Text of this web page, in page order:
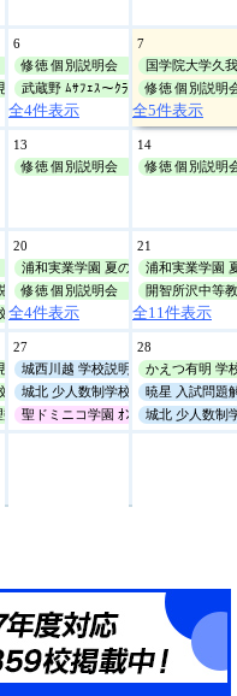
修徳
個別説明
8月13日(
修徳
8月14日(
少人数制
8月15日(
学会
6
修徳 個別説明会
武蔵野 ﾑｻﾌｪｽ〜ｸﾗﾌﾞ見学&体験会〜
全4件表示
7
国学院大学久
修徳 個別説明
全5件表示
13
修徳 個別説明会
14
修徳 個別説明
明会
見学ﾂｱｰ
20
浦和実業学園 夏の体験講座
修徳 個別説明会
全4件表示
21
浦和実業学園
開智所沢中等
全11件表示
学会
見学会
インター ｵｰﾌﾟﾝｽｸｰﾙ
27
城西川越 学校説明会
城北 少人数制学校説明会
聖ドミニコ学園 ｵﾝﾗｲﾝによる説明会
28
かえつ有明 学
暁星 入試問題
城北 少人数制